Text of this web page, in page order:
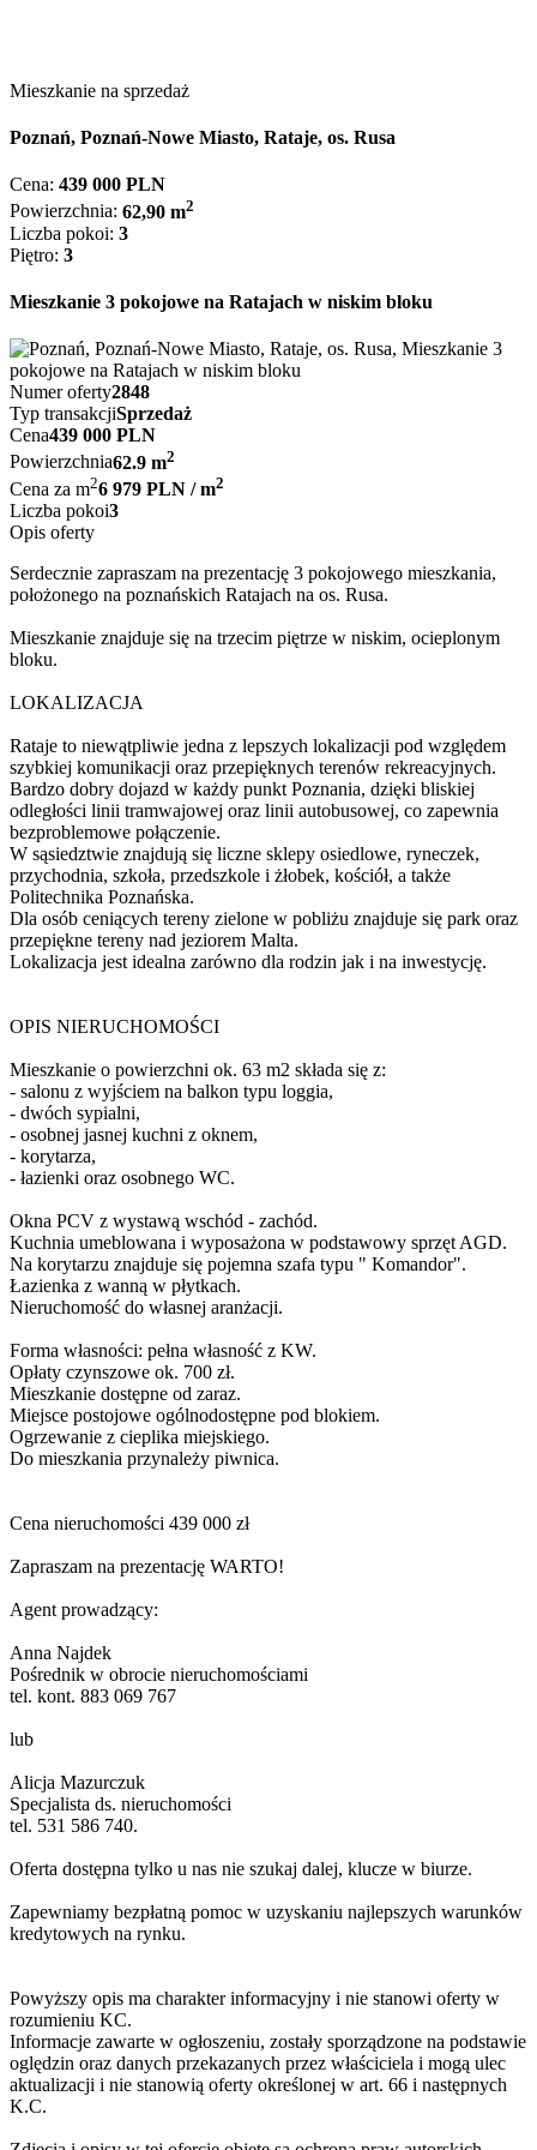
Mieszkanie na sprzedaż
Poznań, Poznań-Nowe Miasto, Rataje, os. Rusa
Cena: 439 000 PLN
Powierzchnia: 62,90 m2
Liczba pokoi: 3
Piętro: 3
Mieszkanie 3 pokojowe na Ratajach w niskim bloku
Numer oferty2848
Typ transakcjiSprzedaż
Cena439 000 PLN
Powierzchnia62.9 m2
Cena za m26 979 PLN / m2
Liczba pokoi3
Opis oferty
Serdecznie zapraszam na prezentację 3 pokojowego mieszkania,
położonego na poznańskich Ratajach na os. Rusa.
Mieszkanie znajduje się na trzecim piętrze w niskim, ocieplonym
bloku.
LOKALIZACJA
Rataje to niewątpliwie jedna z lepszych lokalizacji pod względem
szybkiej komunikacji oraz przepięknych terenów rekreacyjnych.
Bardzo dobry dojazd w każdy punkt Poznania, dzięki bliskiej
odległości linii tramwajowej oraz linii autobusowej, co zapewnia
bezproblemowe połączenie.
W sąsiedztwie znajdują się liczne sklepy osiedlowe, ryneczek,
przychodnia, szkoła, przedszkole i żłobek, kościół, a także
Politechnika Poznańska.
Dla osób ceniących tereny zielone w pobliżu znajduje się park oraz
przepiękne tereny nad jeziorem Malta.
Lokalizacja jest idealna zarówno dla rodzin jak i na inwestycję.
OPIS NIERUCHOMOŚCI
Mieszkanie o powierzchni ok. 63 m2 składa się z:
- salonu z wyjściem na balkon typu loggia,
- dwóch sypialni,
- osobnej jasnej kuchni z oknem,
- korytarza,
- łazienki oraz osobnego WC.
Okna PCV z wystawą wschód - zachód.
Kuchnia umeblowana i wyposażona w podstawowy sprzęt AGD.
Na korytarzu znajduje się pojemna szafa typu " Komandor".
Łazienka z wanną w płytkach.
Nieruchomość do własnej aranżacji.
Forma własności: pełna własność z KW.
Opłaty czynszowe ok. 700 zł.
Mieszkanie dostępne od zaraz.
Miejsce postojowe ogólnodostępne pod blokiem.
Ogrzewanie z cieplika miejskiego.
Do mieszkania przynależy piwnica.
Cena nieruchomości 439 000 zł
Zapraszam na prezentację WARTO!
Agent prowadzący:
Anna Najdek
Pośrednik w obrocie nieruchomościami
tel. kont. 883 069 767
lub
Alicja Mazurczuk
Specjalista ds. nieruchomości
tel. 531 586 740.
Oferta dostępna tylko u nas nie szukaj dalej, klucze w biurze.
Zapewniamy bezpłatną pomoc w uzyskaniu najlepszych warunków
kredytowych na rynku.
Powyższy opis ma charakter informacyjny i nie stanowi oferty w
rozumieniu KC.
Informacje zawarte w ogłoszeniu, zostały sporządzone na podstawie
oględzin oraz danych przekazanych przez właściciela i mogą ulec
aktualizacji i nie stanowią oferty określonej w art. 66 i następnych
K.C.